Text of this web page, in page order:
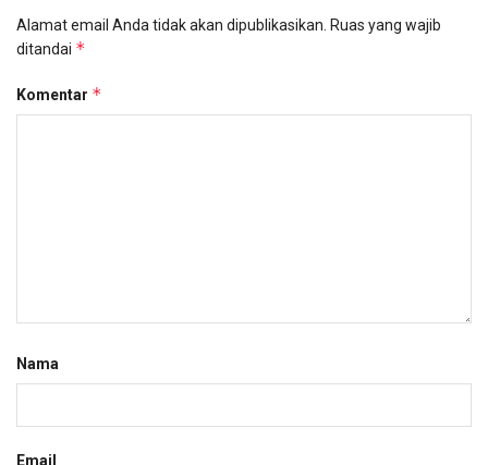
Alamat email Anda tidak akan dipublikasikan. Ruas yang wajib
ditandai *
Komentar *
Nama
Email